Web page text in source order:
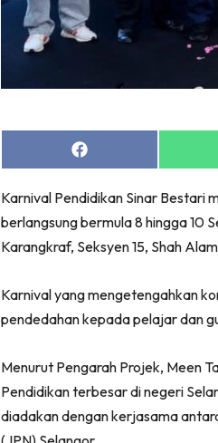
Share
on
Karnival Pendidikan Sinar Bestari
berlangsung bermula 8 hingga 10
Karangkraf, Seksyen 15, Shah
Karnival yang mengetengahkan
pendedahan kepada pelajar dan
Menurut Pengarah Projek, Meen
Pendidikan terbesar di negeri
diadakan dengan kerjasama